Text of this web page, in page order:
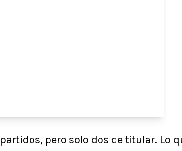
pero solo dos de titular. Lo